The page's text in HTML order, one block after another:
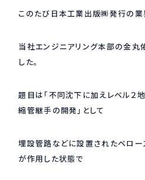
研究開発 R&D
新着情報 News&Topics
このたび日本工業出版㈱発行の業
当社エンジニアリング本部の金丸
した。
題目は「不同沈下に加えレベル２
縮管継手の開発」として
埋設管路などに設置されたベロ
が作用した状態で